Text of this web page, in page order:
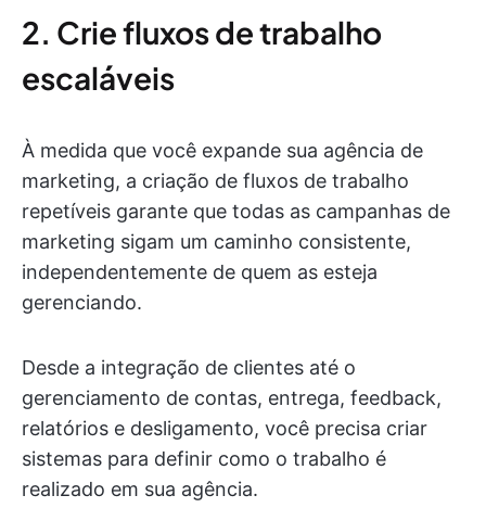
2. Crie fluxos de trabalho
escaláveis
À medida que você expande sua agência de
marketing, a criação de fluxos de trabalho
repetíveis garante que todas as campanhas de
marketing sigam um caminho consistente,
independentemente de quem as esteja
gerenciando.
Desde a integração de clientes até o
gerenciamento de contas, entrega, feedback,
relatórios e desligamento, você precisa criar
sistemas para definir como o trabalho é
realizado em sua agência.